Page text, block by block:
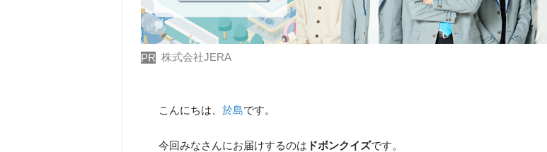
PR 株式会社JERA
こんにちは、於島です。
今回みなさんにお届けするのは ドボンクイズです。